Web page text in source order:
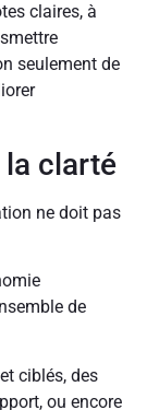
claires, à
seulement de
clarté
ne doit pas
de
ciblés, des
ou encore